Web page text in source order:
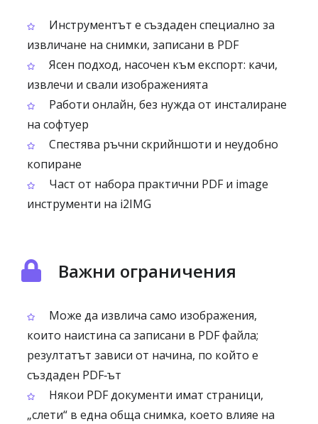
Инструментът е създаден специално за
извличане на снимки, записани в PDF
Ясен подход, насочен към експорт: качи,
извлечи и свали изображенията
Работи онлайн, без нужда от инсталиране
на софтуер
Спестява ръчни скрийншоти и неудобно
копиране
Част от набора практични PDF и image
инструменти на i2IMG
Важни ограничения
Може да извлича само изображения,
които наистина са записани в PDF файла;
резултатът зависи от начина, по който е
създаден PDF‑ът
Някои PDF документи имат страници,
„слети“ в една обща снимка, което влияе на